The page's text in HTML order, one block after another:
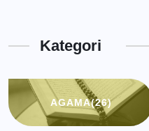
BandungKategori
AGAMA(26)